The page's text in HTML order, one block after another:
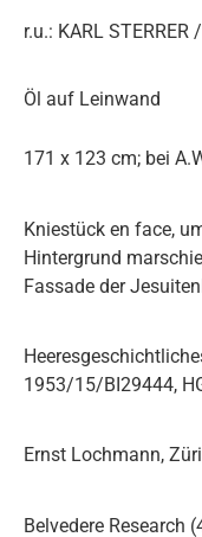
r.u.: KARL STERRER
Öl auf Leinwand
171 x 123 cm; bei
Kniestück en face,
Hintergrund
Fassade der
1953/15/BI29444,
Ernst Lochmann,
Belvedere Research